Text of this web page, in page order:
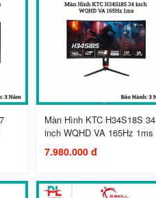
Màn Hình KTC H34S18S 34
inch WQHD VA 165Hz 1ms
7.980.000 đ